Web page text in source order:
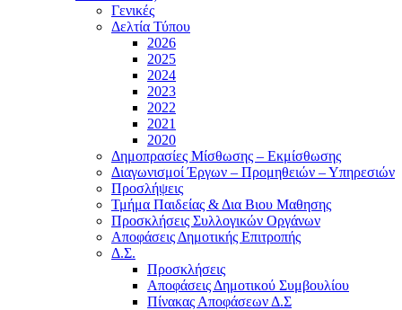
Γενικές
Δελτία Τύπου
2026
2025
2024
2023
2022
2021
2020
Δημοπρασίες Μίσθωσης – Εκμίσθωσης
Διαγωνισμοί Έργων – Προμηθειών – Υπηρεσιών
Προσλήψεις
Τμήμα Παιδείας & Δια Βιου Μαθησης
Προσκλήσεις Συλλογικών Οργάνων
Αποφάσεις Δημοτικής Επιτροπής
Δ.Σ.
Προσκλήσεις
Αποφάσεις Δημοτικού Συμβουλίου
Πίνακας Αποφάσεων Δ.Σ